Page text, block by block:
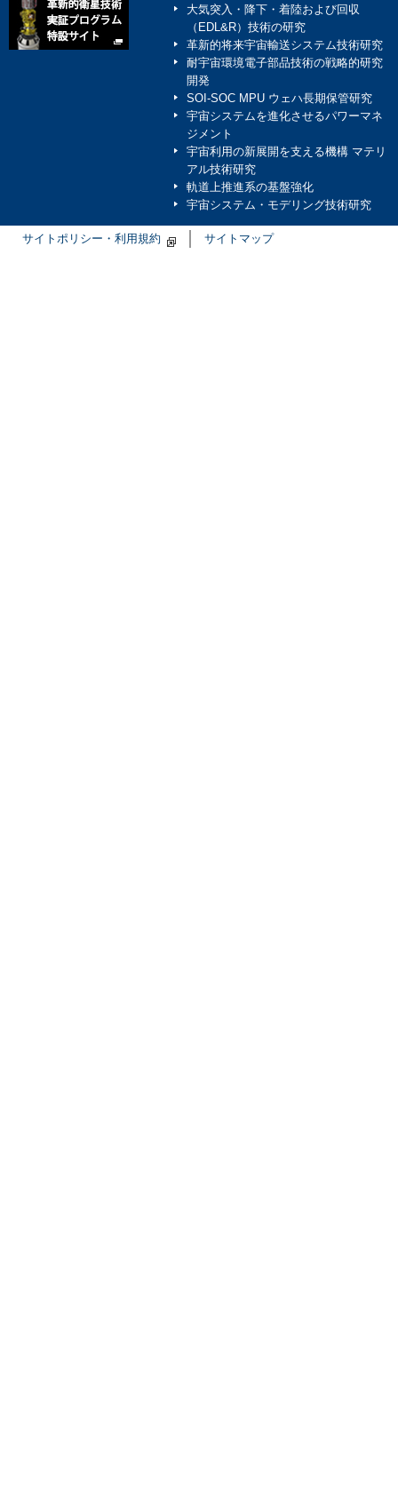
大気突入・降下・着陸および回収
（EDL&R）技術の研究
革新的将来宇宙輸送システム技術研究
耐宇宙環境電子部品技術の戦略的研究
開発
SOI-SOC MPU ウェハ長期保管研究
宇宙システムを進化させるパワーマネ
ジメント
宇宙利用の新展開を支える機構 マテリ
アル技術研究
軌道上推進系の基盤強化
宇宙システム・モデリング技術研究
サイトポリシー・利用規約 サイトマップ